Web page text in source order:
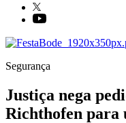
Segurança
Justiça nega
Richthofen para